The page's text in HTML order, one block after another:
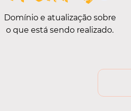
Domínio e atualização sobre
o que está sendo realizado.